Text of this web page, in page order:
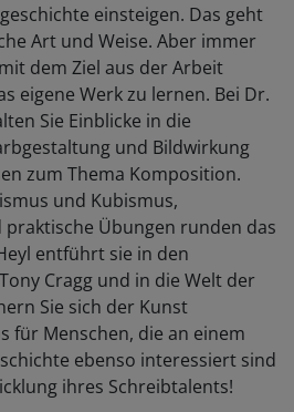
einsteigen. Das geht
Art und Weise. Aber immer
dem Ziel aus der Arbeit
eigene Werk zu lernen. Bei Dr.
Sie Einblicke in die
und Bildwirkung
zum Thema Komposition.
und Kubismus,
Übungen runden das
entführt sie in den
Cragg und in die Welt der
Sie sich der Kunst
für Menschen, die an einem
ebenso interessiert sind
ihres Schreibtalents!